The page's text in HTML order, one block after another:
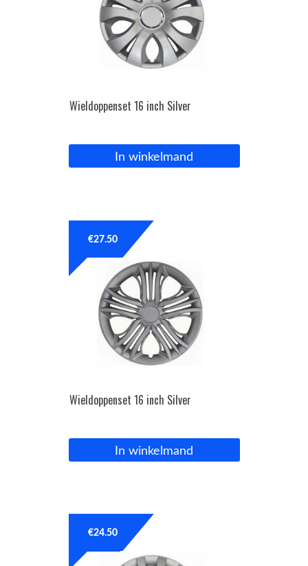
Wieldoppenset 16 inch Silver
In winkelmand
Wieldoppenset 16 inch Silver
€27.50
In winkelmand
€24.50